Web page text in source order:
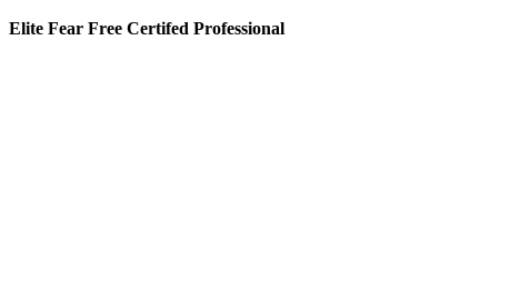
Elite Fear Free Certifed Professional